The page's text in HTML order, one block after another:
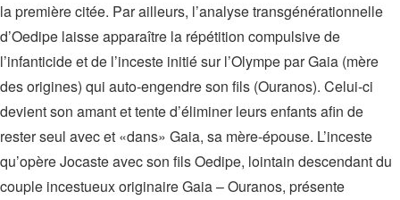
la première citée. Par ailleurs, l’analyse transgénérationnelle
d’Oedipe laisse apparaître la répétition compulsive de
l’infanticide et de l’inceste initié sur l’Olympe par Gaia (mère
des origines) qui auto-engendre son fils (Ouranos). Celui-ci
devient son amant et tente d’éliminer leurs enfants afin de
rester seul avec et «dans» Gaia, sa mère-épouse. L’inceste
qu’opère Jocaste avec son fils Oedipe, lointain descendant du
couple incestueux originaire Gaia – Ouranos, présente